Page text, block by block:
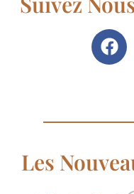
Les